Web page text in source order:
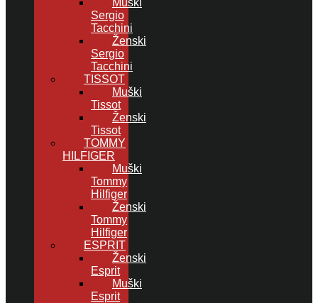
Muški
Sergio
Tacchini
Ženski
Sergio
Tacchini
TISSOT
Muški
Tissot
Ženski
Tissot
TOMMY
HILFIGER
Muški
Tommy
Hilfiger
Ženski
Tommy
Hilfiger
ESPRIT
Ženski
Esprit
Muški
Esprit